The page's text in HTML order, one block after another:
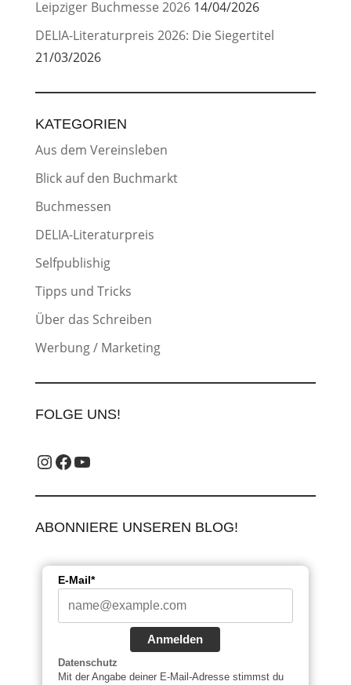
Leipziger Buchmesse 2026 14/04/2026
DELIA-Literaturpreis 2026: Die Siegertitel
21/03/2026
KATEGORIEN
Aus dem Vereinsleben
Blick auf den Buchmarkt
Buchmessen
DELIA-Literaturpreis
Selfpublishig
Tipps und Tricks
Über das Schreiben
Werbung / Marketing
FOLGE UNS!
Instagram_label
Facebook-LabelYouTube-Label
ABONNIERE UNSEREN BLOG!
E-Mail*
Anmelden
Datenschutz
Mit der Angabe deiner E-Mail-Adresse stimmst du